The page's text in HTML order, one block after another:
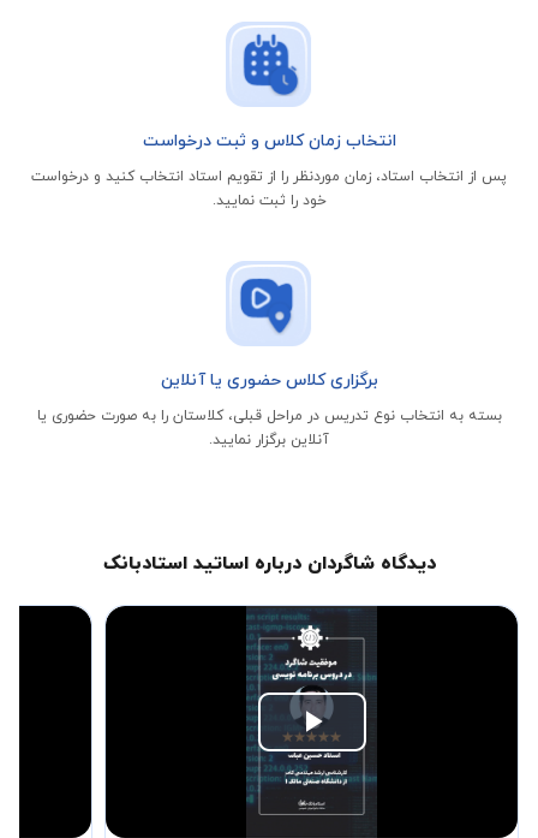
انتخاب زمان کلاس و ثبت درخواست
پس از انتخاب استاد، زمان موردنظر را از تقویم استاد انتخاب کنید و درخواست
خود را ثبت نمایید.
برگزاری کلاس حضوری یا آنلاین
بسته به انتخاب نوع تدریس در مراحل قبلی، کلاستان را به صورت حضوری یا
آنلاین برگزار نمایید.
دیدگاه شاگردان درباره اساتید استادبانک
Play
Video